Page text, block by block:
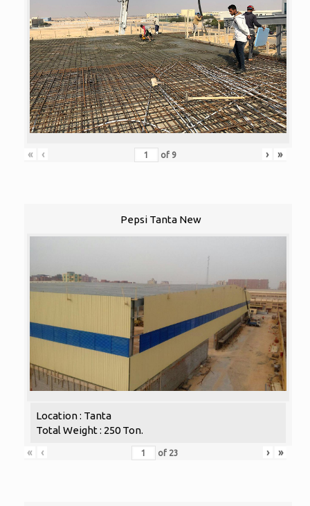
« ‹ of 9 › »
Pepsi Tanta New
Location : Tanta
Total Weight : 250 Ton.
«
‹ of 23 › »